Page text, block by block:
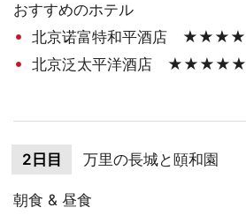
おすすめのホテル
北京诺富特和平酒店 ★★★★
北京泛太平洋酒店 ★★★★★
2日目 万里の長城と頤和園
朝食 & 昼食